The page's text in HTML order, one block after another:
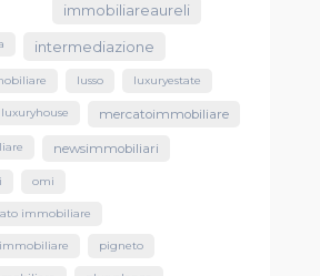
immobiliareaureli
intermediazione
lusso luxuryestate
luxuryhouse mercatoimmobiliare
newsimmobiliari
omi
immobiliare
pigneto